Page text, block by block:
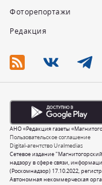
Фоторепортажи
Редакция
Сетевое издание
надзору в сфере связи,
(Роскомнадзор) 17.10.2022,
Автономная некоммерческая
Пользовательское соглашение
Digital-агентство Uralmedias
АНО «Редакция газеты